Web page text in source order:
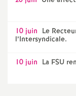
10 juin Le
l’Intersyndicale.
10 juin La FSU